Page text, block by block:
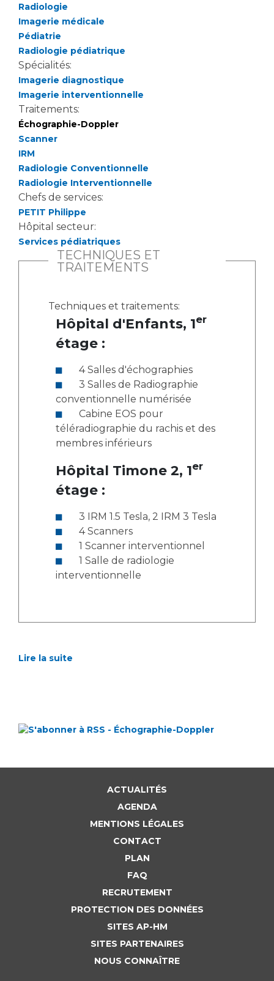
Protection des données
Sécurité
Les recherches en santé à l’AP-HM
Lieu de santé sans tabac
Radiologie
Imagerie médicale
Pédiatrie
Radiologie pédiatrique
Spécialités:
Imagerie diagnostique
Imagerie interventionnelle
Traitements:
Échographie-Doppler
Scanner
IRM
Radiologie Conventionnelle
Radiologie Interventionnelle
Chefs de services:
PETIT Philippe
Hôpital secteur:
Services pédiatriques
TECHNIQUES ET
TRAITEMENTS
Techniques et traitements:
Hôpital d'Enfants, 1er
étage :
4 Salles d'échographies
conventionnelle numérisée
téléradiographie du rachis et des
membres inférieurs
Hôpital Timone 2, 1er
étage :
3 IRM 1.5 Tesla, 2 IRM 3 Tesla
4 Scanners
1 Scanner interventionnel
interventionnelle
Lire la suite
ACTUALITÉS
AGENDA
MENTIONS LÉGALES
CONTACT
PLAN
FAQ
RECRUTEMENT
PROTECTION DES DONNÉES
SITES AP-HM
SITES PARTENAIRES
NOUS CONNAÎTRE